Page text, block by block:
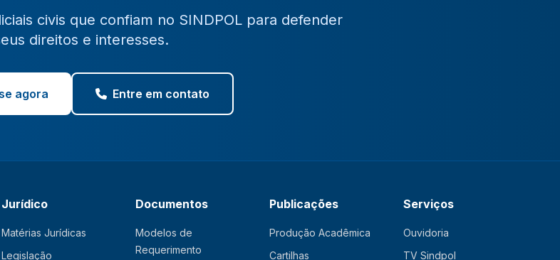
civis que confiam no SINDPOL para defender
direitos e interesses.
agora Entre em contato
Jurídico
Matérias Jurídicas
Legislação
Documentos
Modelos de
Requerimento
Publicações
Produção Acadêmica
Cartilhas
Serviços
Ouvidoria
TV Sindpol